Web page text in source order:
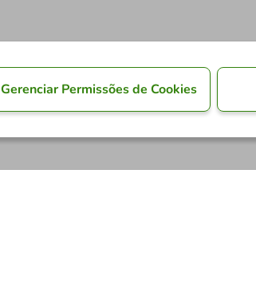
Gerenciar Permissões de Cookies